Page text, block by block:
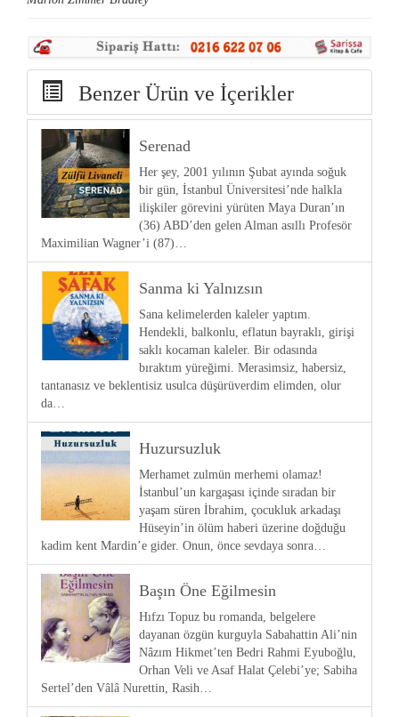
Benzer Ürün ve İçerikler
Serenad
Her şey, 2001 yılının Şubat ayında soğuk
bir gün, İstanbul Üniversitesi’nde halkla
ilişkiler görevini yürüten Maya Duran’ın
(36) ABD’den gelen Alman asıllı Profesör
Maximilian Wagner’i (87)…
Sanma ki Yalnızsın
Sana kelimelerden kaleler yaptım.
Hendekli, balkonlu, eflatun bayraklı, girişi
saklı kocaman kaleler. Bir odasında
bıraktım yüreğimi. Merasimsiz, habersiz,
tantanasız ve beklentisiz usulca düşürüverdim elimden, olur
da…
Huzursuzluk
Merhamet zulmün merhemi olamaz!
İstanbul’un kargaşası içinde sıradan bir
yaşam süren İbrahim, çocukluk arkadaşı
Hüseyin’in ölüm haberi üzerine doğduğu
kadim kent Mardin’e gider. Onun, önce sevdaya sonra…
Başın Öne Eğilmesin
Hıfzı Topuz bu romanda, belgelere
dayanan özgün kurguyla Sabahattin Ali’nin
Nâzım Hikmet’ten Bedri Rahmi Eyuboğlu,
Orhan Veli ve Asaf Halat Çelebi’ye; Sabiha
Sertel’den Vâlâ Nurettin, Rasih…